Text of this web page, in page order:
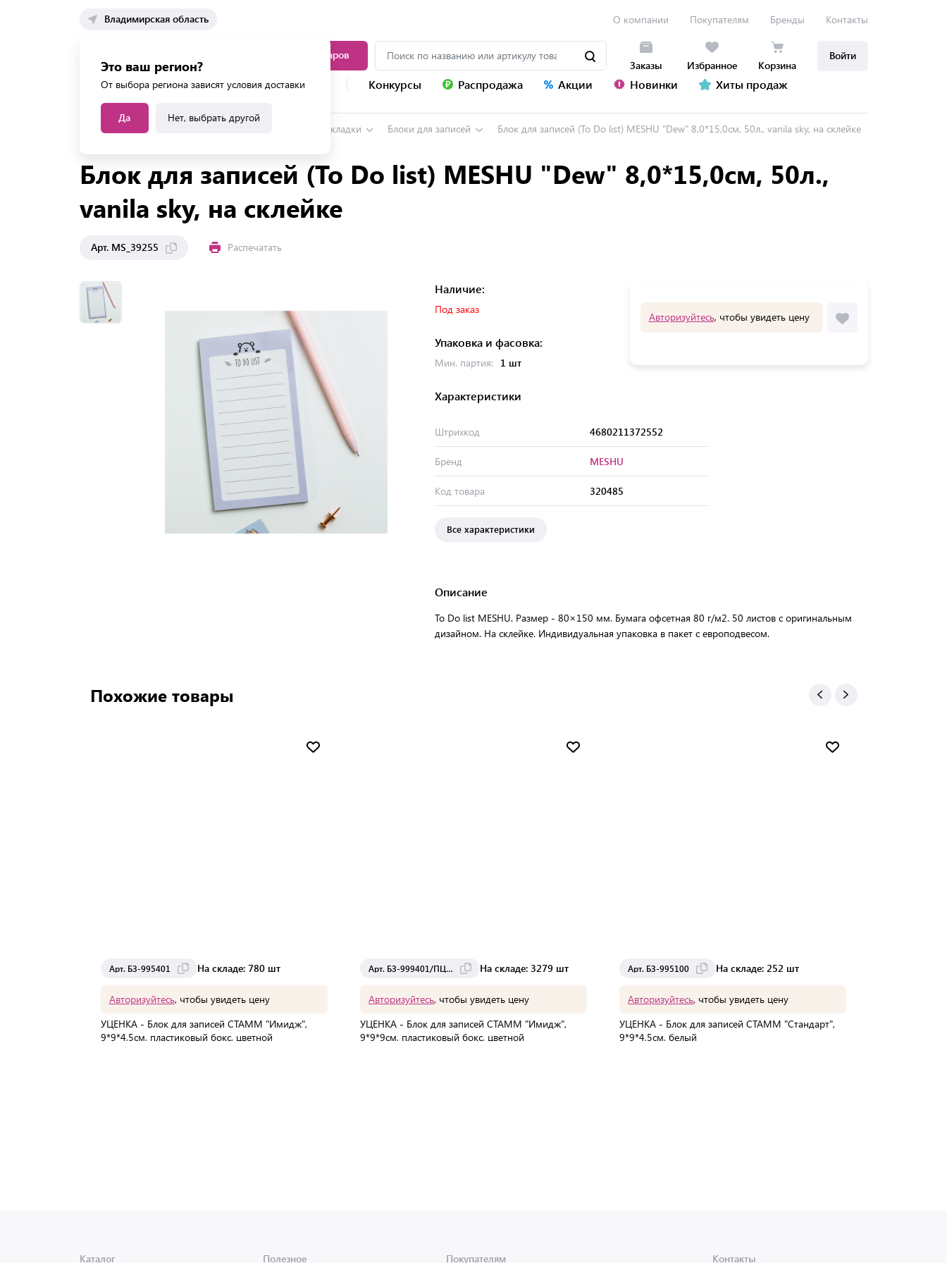
Владимирская область
Это ваш регион?
От выбора региона зависят условия доставки
Да Нет, выбрать другой
О компании Покупателям Бренды Контакты
Каталог товаров
Заказы Избранное Корзина
Войти
Каталог услуг Конкурсы Распродажа Акции Новинки Хиты продаж
Главная Каталог Блоки для записей, закладки Блоки для записей Блок для записей (To Do list) MESHU "Dew" 8,0*15,0см, 50л., vanila sky, на склейке
Блок для записей (To Do list) MESHU "Dew" 8,0*15,0см, 50л.,
vanila sky, на склейке
Арт. MS_39255 Распечатать
Наличие:
Под заказ
Упаковка и фасовка:
Мин. партия: 1 шт
Авторизуйтесь, чтобы увидеть цену
Характеристики
Штрихкод 4680211372552
Бренд MESHU
Код товара 320485
Все характеристики
Описание
To Do list MESHU. Размер - 80×150 мм. Бумага офсетная 80 г/м2. 50 листов с оригинальным
дизайном. На склейке. Индивидуальная упаковка в пакет с европодвесом.
Похожие товары
Арт. БЗ-995401 На складе: 780 шт
Авторизуйтесь, чтобы увидеть цену
УЦЕНКА - Блок для записей СТАММ "Имидж",
9*9*4,5см, пластиковый бокс, цветной
Арт. БЗ-999401/ПЦ41 На складе: 3279 шт
Авторизуйтесь, чтобы увидеть цену
УЦЕНКА - Блок для записей СТАММ "Имидж",
9*9*9см, пластиковый бокс, цветной
Арт. БЗ-995100 На складе: 252 шт
Авторизуйтесь, чтобы увидеть цену
УЦЕНКА - Блок для записей СТАММ "Стандарт",
9*9*4,5см, белый
Каталог Полезное Покупателям Контакты